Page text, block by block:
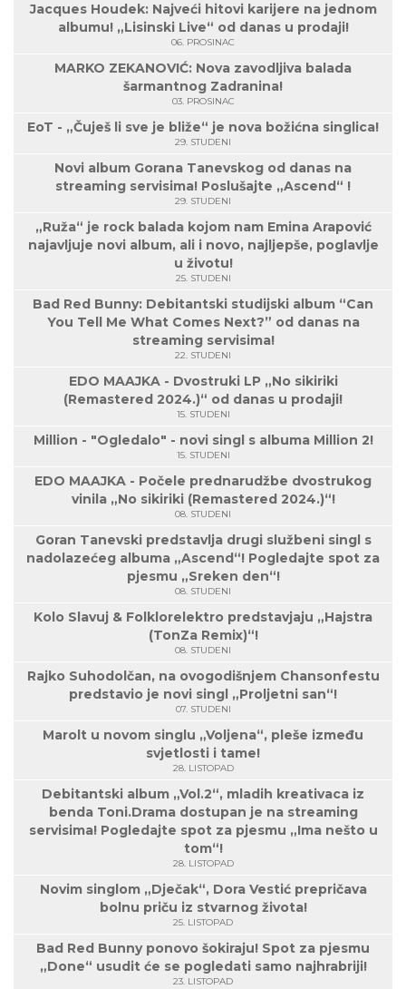
Jacques Houdek: Najveći hitovi karijere na jednom
albumu! „Lisinski Live“ od danas u prodaji!
06. PROSINAC
MARKO ZEKANOVIĆ: Nova zavodljiva balada
šarmantnog Zadranina!
03. PROSINAC
EoT - „Čuješ li sve je bliže“ je nova božićna singlica!
29. STUDENI
Novi album Gorana Tanevskog od danas na
streaming servisima! Poslušajte „Ascend“ !
29. STUDENI
„Ruža“ je rock balada kojom nam Emina Arapović
najavljuje novi album, ali i novo, najljepše, poglavlje
u životu!
25. STUDENI
Bad Red Bunny: Debitantski studijski album “Can
You Tell Me What Comes Next?” od danas na
streaming servisima!
22. STUDENI
EDO MAAJKA - Dvostruki LP „No sikiriki
(Remastered 2024.)“ od danas u prodaji!
15. STUDENI
Million - "Ogledalo" - novi singl s albuma Million 2!
15. STUDENI
EDO MAAJKA - Počele prednarudžbe dvostrukog
vinila „No sikiriki (Remastered 2024.)“!
08. STUDENI
Goran Tanevski predstavlja drugi službeni singl s
nadolazećeg albuma „Ascend“! Pogledajte spot za
pjesmu „Sreken den“!
08. STUDENI
Kolo Slavuj & Folklorelektro predstavjaju „Hajstra
(TonZa Remix)“!
08. STUDENI
Rajko Suhodolčan, na ovogodišnjem Chansonfestu
predstavio je novi singl „Proljetni san“!
07. STUDENI
Marolt u novom singlu „Voljena“, pleše između
svjetlosti i tame!
28. LISTOPAD
Debitantski album „Vol.2“, mladih kreativaca iz
benda Toni.Drama dostupan je na streaming
servisima! Pogledajte spot za pjesmu „Ima nešto u
tom“!
28. LISTOPAD
Novim singlom „Dječak“, Dora Vestić prepričava
bolnu priču iz stvarnog života!
25. LISTOPAD
Bad Red Bunny ponovo šokiraju! Spot za pjesmu
„Done“ usudit će se pogledati samo najhrabriji!
23. LISTOPAD